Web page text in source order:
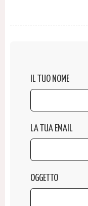
IL TUO NOME
LA TUA EMAIL
OGGETTO